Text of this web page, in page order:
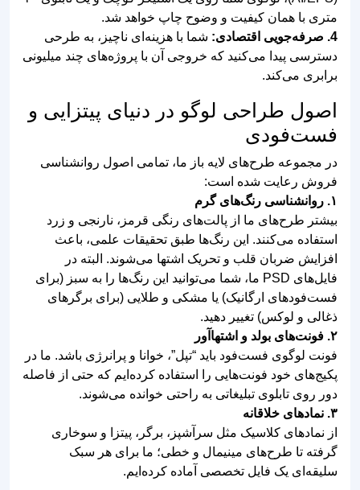
وکتور لوگو همبرگر
مینیمال و خطی
طرح لایه باز لوگو همبرگر
و فست فود ترکیبی
طرح لایه باز لوگو فست
فود و گریل مدرن
وکتور کاراکتر سرآشپز
پیتزا لایه باز فانتزی
طرح لایه باز لوگو پیتزا
تنوری و ایتالیایی کلاسیک
دلیوری با فرمت لایه باز